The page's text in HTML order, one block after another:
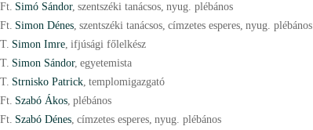
Ft. Simó Sándor, szentszéki tanácsos, nyug. plébános
Ft. Simon Dénes, szentszéki tanácsos, címzetes esperes, nyug. plébános
T. Simon Imre, ifjúsági főlelkész
T. Simon Sándor, egyetemista
T. Strnisko Patrick, templomigazgató
Ft. Szabó Ákos, plébános
Ft. Szabó Dénes, címzetes esperes, nyug. plébános